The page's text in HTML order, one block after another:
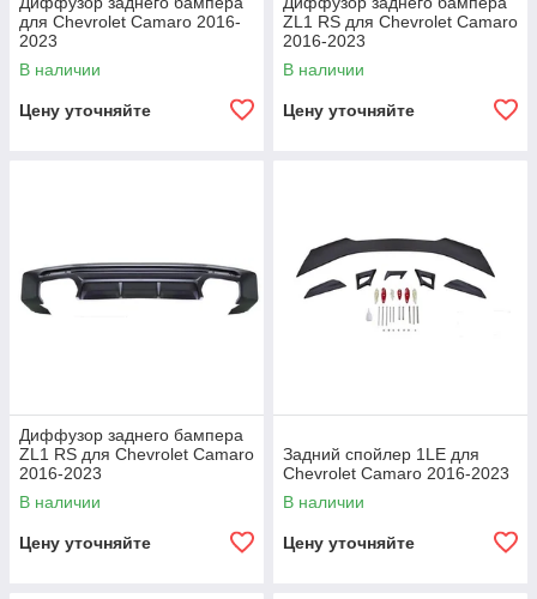
для Chevrolet Camaro 2016-
2023
В наличии
Цену уточняйте
ZL1 RS для Chevrolet Camaro
2016-2023
В наличии
Цену уточняйте
Диффузор заднего бампера
ZL1 RS для Chevrolet Camaro
2016-2023
В наличии
Цену уточняйте
Задний спойлер 1LE для
Chevrolet Camaro 2016-2023
В наличии
Цену уточняйте